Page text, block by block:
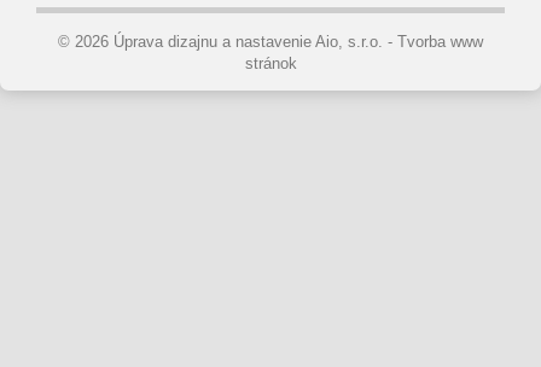
© 2026 Úprava dizajnu a nastavenie Aio, s.r.o. - Tvorba www
stránok